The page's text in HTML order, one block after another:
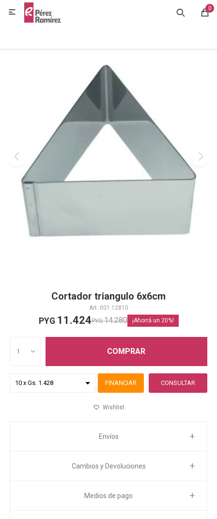
0

Cortador triangulo 6x6cm
001.12810
PYG 11.424PYG 14.280 20
1 COMPRAR
FINANCIAR CONSULTAR
Envíos
Cambios y Devoluciones
Medios de pago
MI CUENTA
BLOG
CONTACTO